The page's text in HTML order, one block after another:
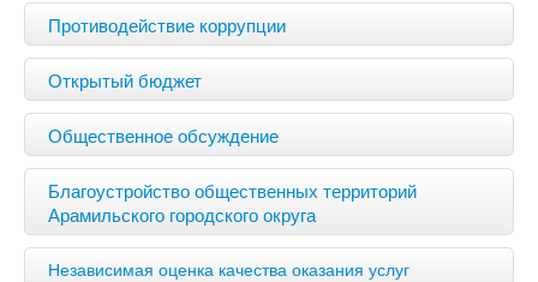
Противодействие коррупции
Открытый бюджет
Общественное обсуждение
Благоустройство общественных территорий
Арамильского городского округа
Независимая оценка качества оказания услуг